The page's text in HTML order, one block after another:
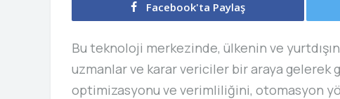
Facebook'ta Paylaş
Bu teknoloji merkezinde, ülkenin ve
uzmanlar ve karar vericiler bir araya gelerek
optimizasyonu ve verimliliğini, otomasyon